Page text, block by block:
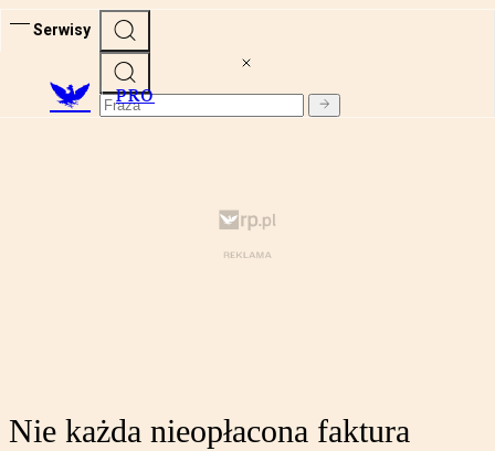
Serwisy
PRO
Nie każda nieopłacona faktura